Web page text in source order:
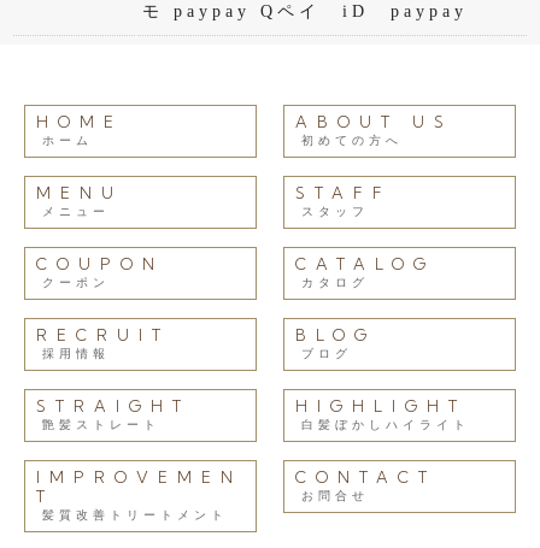
モ paypay Qペイ iD paypay
HOME
ホーム
ABOUT US
初めての方へ
MENU
メニュー
STAFF
スタッフ
COUPON
クーポン
CATALOG
カタログ
RECRUIT
採用情報
BLOG
ブログ
STRAIGHT
艶髪ストレート
HIGHLIGHT
白髪ぼかしハイライト
IMPROVEMEN
T
髪質改善トリートメント
CONTACT
お問合せ